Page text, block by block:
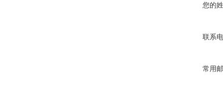
您的
联系
常用